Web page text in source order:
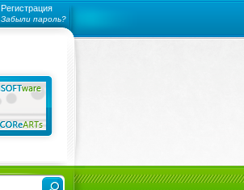
Регистрация
Забыли пароль?